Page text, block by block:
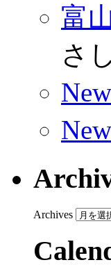
富
さ
Archives